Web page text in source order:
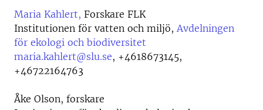
Maria Kahlert, Forskare FLK
Institutionen för vatten och miljö, Avdelningen
för ekologi och biodiversitet
maria.kahlert@slu.se, +4618673145,
+46722164763
Åke Olson, forskare